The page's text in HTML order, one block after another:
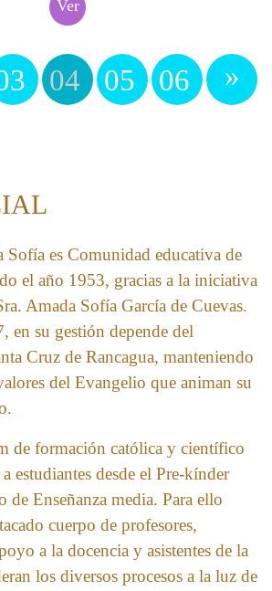
Ver
04 05 06 »
es Comunidad educativa de
el año 1953, gracias a la iniciativa
Amada Sofía García de Cuevas.
en su gestión depende del
Cruz de Rancagua, manteniendo
del Evangelio que animan su
de formación católica y científico
estudiantes desde el Pre-kínder
de Enseñanza media. Para ello
cuerpo de profesores,
a la docencia y asistentes de la
los diversos procesos a la luz de